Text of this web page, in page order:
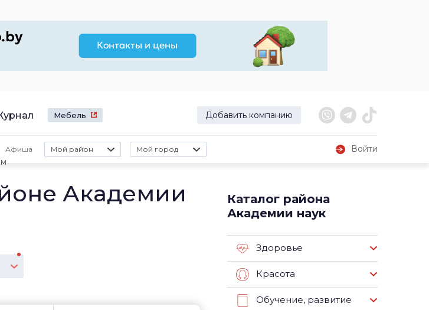
Мебель Добавить компанию
Афиша Мой район Мой город
Войти
Академии
Каталог района
Академии наук
Здоровье
Красота
Обучение, развитие